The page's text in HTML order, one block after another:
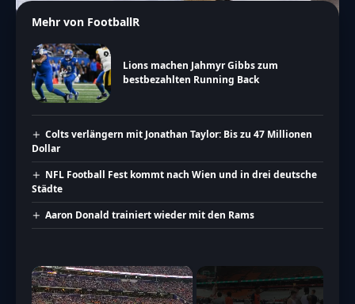
Mehr von FootballR
Lions machen Jahmyr Gibbs zum
bestbezahlten Running Back
Colts verlängern mit Jonathan Taylor: Bis zu 47 Millionen
Dollar
NFL Football Fest kommt nach Wien und in drei deutsche
Städte
Aaron Donald trainiert wieder mit den Rams
×